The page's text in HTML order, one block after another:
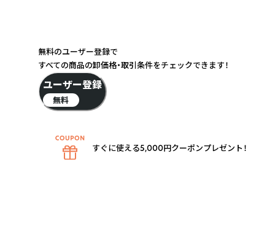
無料のユーザー登録で
すべての商品の卸価格・取引条件をチェックできます！
ユーザー登録
無料
すぐに使える5,000円クーポンプレゼント！